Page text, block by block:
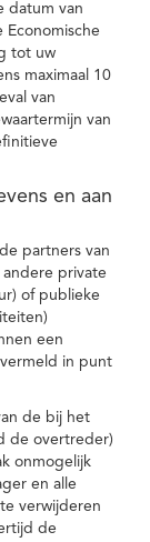
datum van
tot uw
maximaal 10
van
van
en aan
partners van
private
of publieke
een
in punt
de bij het
de overtreder)
onmogelijk
en alle
verwijderen
de